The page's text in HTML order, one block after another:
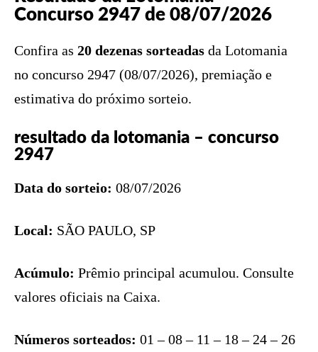
Concurso 2947 de 08/07/2026
Confira as 20 dezenas sorteadas da Lotomania
no concurso 2947 (08/07/2026), premiação e
estimativa do próximo sorteio.
resultado da lotomania – concurso
2947
Data do sorteio: 08/07/2026
Local: SÃO PAULO, SP
Acúmulo: Prêmio principal acumulou. Consulte
valores oficiais na Caixa.
Números sorteados: 01 – 08 – 11 – 18 – 24 – 26